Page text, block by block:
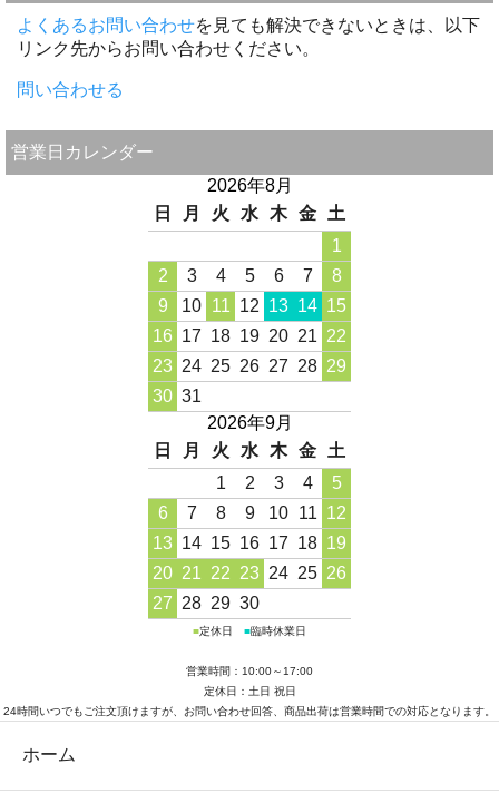
よくあるお問い合わせを見ても解決できないときは、以下
リンク先からお問い合わせください。
問い合わせる
営業日カレンダー
2026年8月
日
月 火 水 木 金
土
1
2
3 4 5 6 7
8
9
10 11 12 13 14 15
16 17 18 19 20 21 22
23 24 25 26 27 28 29
30 31
2026年9月
日
月 火 水 木 金
土
1
2 3 4
5
6
7 8 9 10 11 12
13 14 15 16 17 18 19
20 21 22 23 24 25 26
27 28 29 30
■定休日 ■臨時休業日
営業時間：10:00～17:00
定休日：土日 祝日
24時間いつでもご注文頂けますが、お問い合わせ回答、商品出荷は営業時間での対応となります。
ホーム